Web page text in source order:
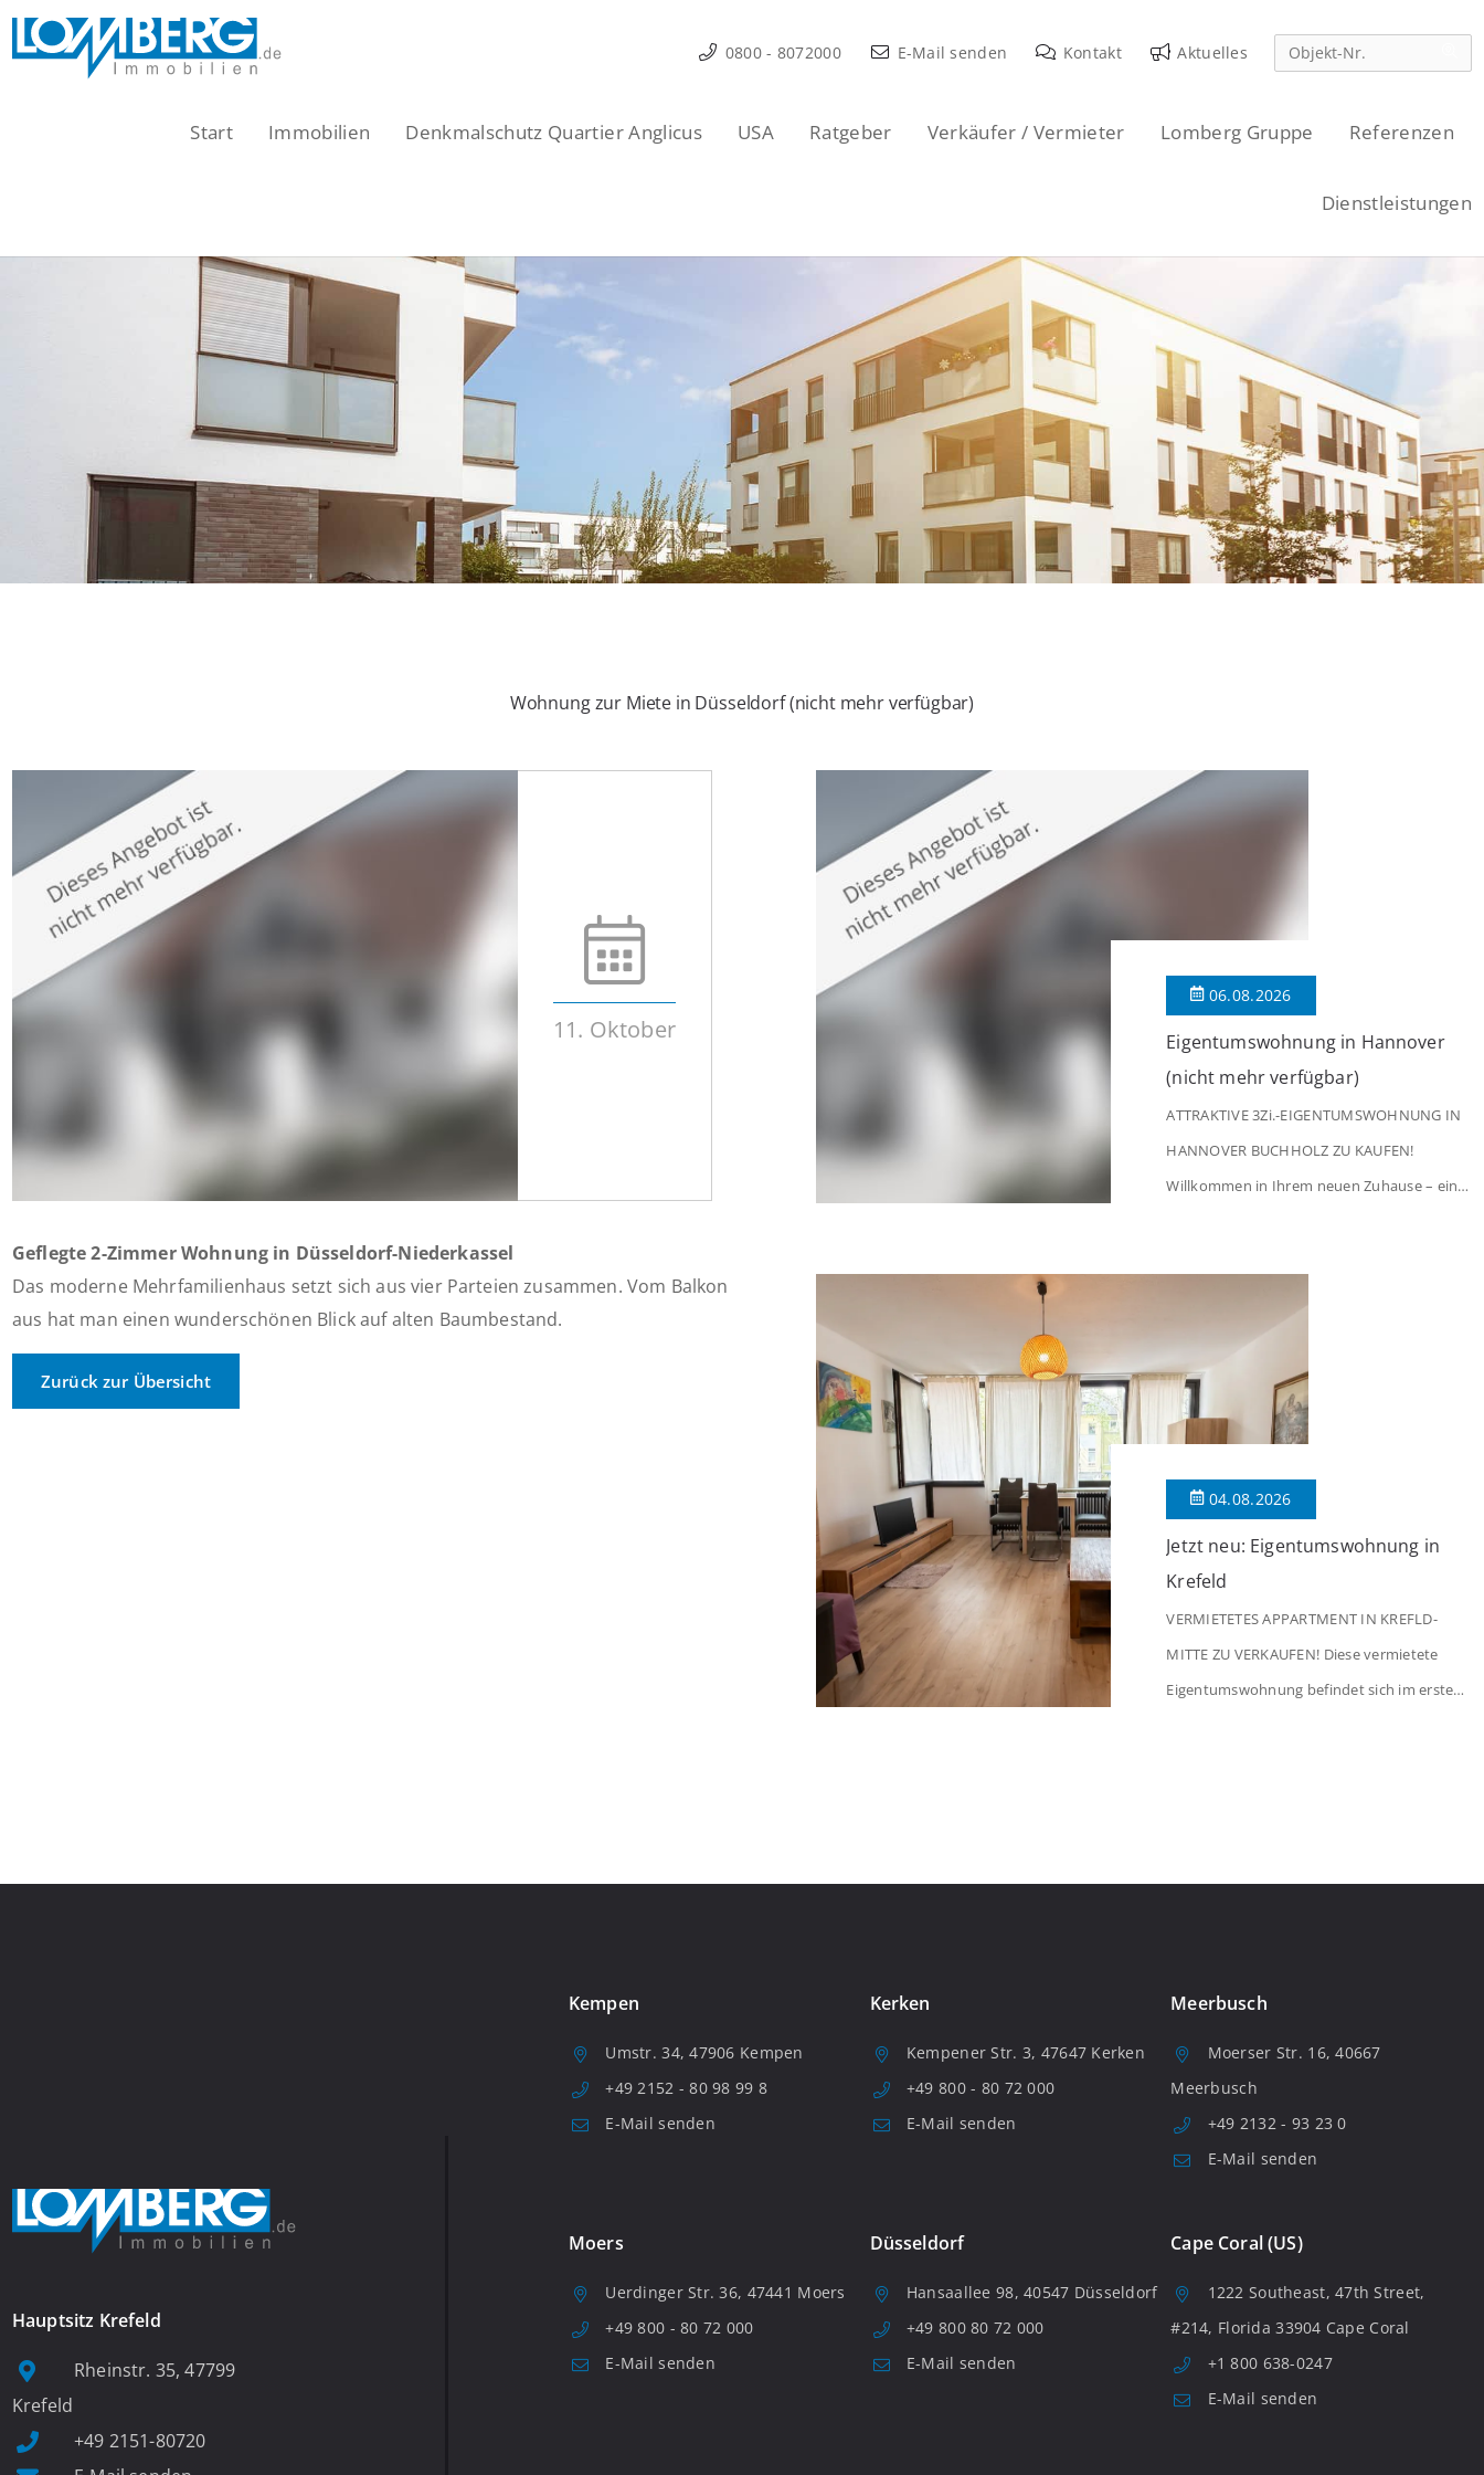
Zum
Inhalt
0800 - 8072000 E-Mail senden Kontakt Aktuelles
Start Immobilien Denkmalschutz Quartier Anglicus USA Ratgeber Verkäufer / Vermieter Lomberg Gruppe Referenzen
Dienstleistungen
Wohnung zur Miete in Düsseldorf (nicht mehr verfügbar)
11. Oktober
Geflegte 2-Zimmer Wohnung in Düsseldorf-Niederkassel
Das moderne Mehrfamilienhaus setzt sich aus vier Parteien zusammen. Vom Balkon
aus hat man einen wunderschönen Blick auf alten Baumbestand.
Zurück zur Übersicht
06.08.2026
Eigentumswohnung in Hannover
(nicht mehr verfügbar)
ATTRAKTIVE 3Zi.-EIGENTUMSWOHNUNG IN
HANNOVER BUCHHOLZ ZU KAUFEN!
Willkommen in Ihrem neuen Zuhause – einer
empfängt Sie herzlich und macht Lust auf
begeistert mit einem breiten Fenster, viel
Tageslicht und Blick ins satte Grün der
04.08.2026
Jetzt neu: Eigentumswohnung in
Krefeld
VERMIETETES APPARTMENT IN KREFLD-
MITTE ZU VERKAUFEN! Diese vermietete
Eigentumswohnung befindet sich im ersten
Hauptsitz Krefeld
Rheinstr. 35, 47799
Krefeld
+49 2151-80720
Kempen
Umstr. 34, 47906 Kempen
+49 2152 - 80 98 99 8
E-Mail senden
Kerken
Kempener Str. 3, 47647 Kerken
+49 800 - 80 72 000
E-Mail senden
Meerbusch
Moerser Str. 16, 40667
Meerbusch
+49 2132 - 93 23 0
E-Mail senden
Moers
Uerdinger Str. 36, 47441 Moers
+49 800 - 80 72 000
E-Mail senden
Düsseldorf
Hansaallee 98, 40547 Düsseldorf
+49 800 80 72 000
E-Mail senden
Cape Coral (US)
1222 Southeast, 47th Street,
#214, Florida 33904 Cape Coral
+1 800 638-0247
E-Mail senden